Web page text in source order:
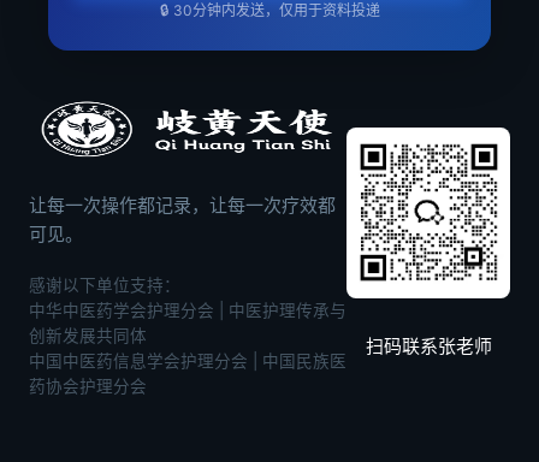
🔒 30分钟内发送，仅用于资料投递
让每一次操作都记录，让每一次疗效都
可见。
感谢以下单位支持：
中华中医药学会护理分会 | 中医护理传承与
创新发展共同体
中国中医药信息学会护理分会 | 中国民族医
药协会护理分会
扫码联系张老师